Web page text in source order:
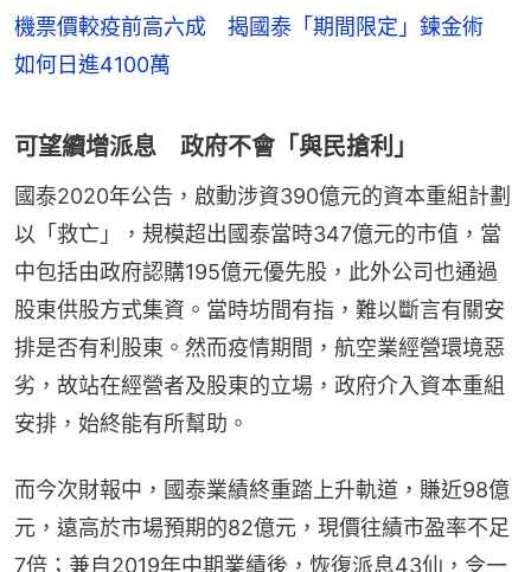
機票價較疫前高六成 揭國泰「期間限定」鍊金術
如何日進4100萬
可望續增派息 政府不會「與民搶利」
國泰2020年公告，啟動涉資390億元的資本重組計劃
以「救亡」，規模超出國泰當時347億元的市值，當
中包括由政府認購195億元優先股，此外公司也通過
股東供股方式集資。當時坊間有指，難以斷言有關安
排是否有利股東。然而疫情期間，航空業經營環境惡
劣，故站在經營者及股東的立場，政府介入資本重組
安排，始終能有所幫助。
而今次財報中，國泰業績終重踏上升軌道，賺近98億
元，遠高於市場預期的82億元，現價往績市盈率不足
7倍；兼自2019年中期業績後，恢復派息43仙，令一